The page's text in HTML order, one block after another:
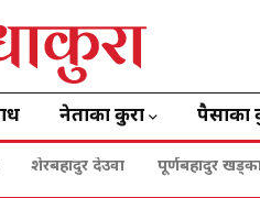
नेताका कुरा पैसाका
शेरबहादुर देउवा पूर्णबहादुर